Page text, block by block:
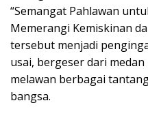
“Semangat Pahlawan
Memerangi Kemiskinan
tersebut menjadi
usai, bergeser dari
melawan berbagai
bangsa.